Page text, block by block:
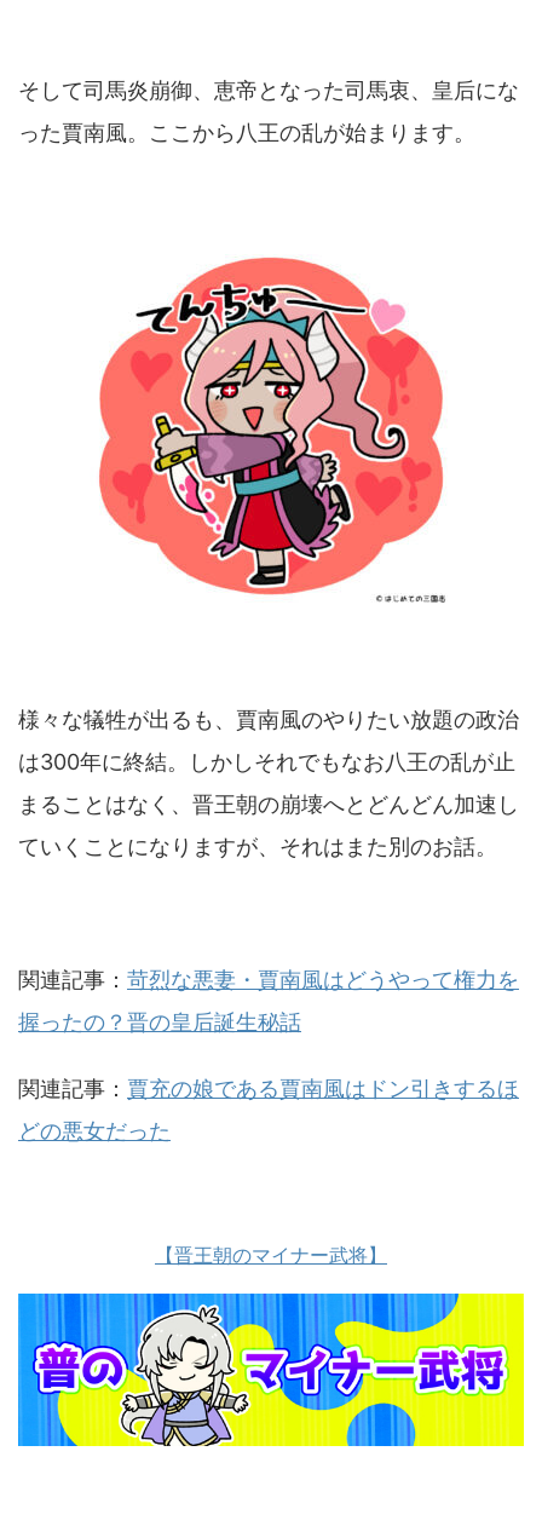
そして司馬炎崩御、恵帝となった司馬衷、皇后にな
った賈南風。ここから八王の乱が始まります。
様々な犠牲が出るも、賈南風のやりたい放題の政治
は300年に終結。しかしそれでもなお八王の乱が止
まることはなく、晋王朝の崩壊へとどんどん加速し
ていくことになりますが、それはまた別のお話。
関連記事： 苛烈な悪妻・賈南風はどうやって権力を
握ったの？晋の皇后誕生秘話
関連記事： 賈充の娘である賈南風はドン引きするほ
どの悪女だった
【晋王朝のマイナー武将】